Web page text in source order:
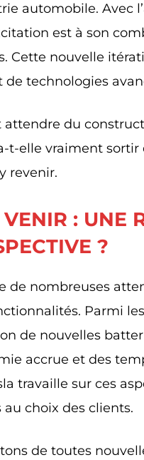
automobile. Avec
est à son
Cette nouvelle
de technologies
attendre du
t-elle vraiment sortir
revenir.
: UNE
?
de nombreuses
Parmi
de nouvelles
accrue et des
travaille sur ces
au choix des clients.
de toutes